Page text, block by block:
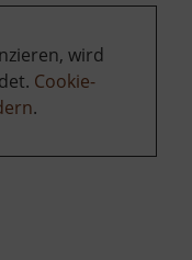
wird
Cookie-
.